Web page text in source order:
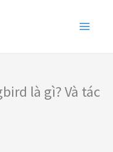
là gì? Và tác